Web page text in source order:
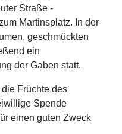
Straße -
Martinsplatz. In der
geschmückten
ein
der Gaben statt.
Früchte des
Spende
einen guten Zweck